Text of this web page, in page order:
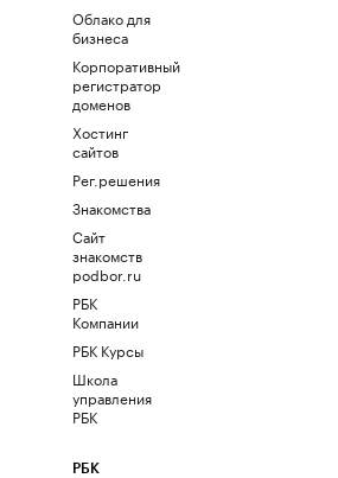
Облако для
бизнеса
Корпоративный
регистратор
доменов
Хостинг
сайтов
Рег.решения
Знакомства
Сайт
знакомств
podbor.ru
РБК
Компании
РБК Курсы
Школа
управления
РБК
РБК